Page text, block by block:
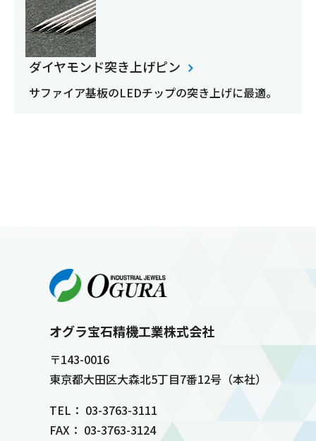
ダイヤモンド突き上げピン
サファイア基板のLEDチップの突き上げに最適。
オグラ宝石精機工業株式会社
〒143-0016
東京都大田区大森北5丁目7番12号（本社）
TEL： 03-3763-3111
FAX： 03-3763-3124